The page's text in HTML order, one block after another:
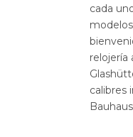
cada
relojería
calibres
Bauhaus